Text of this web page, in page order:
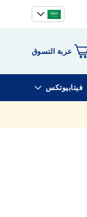
عربة التسوق
فيتابيوتكس